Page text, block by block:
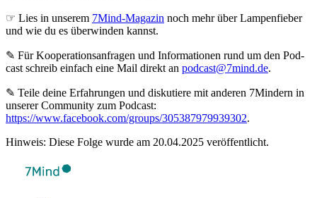
☞ Lies in unserem 7Mind-Magazin noch mehr über Lampenfieber
und wie du es überwinden kannst.
✎ Für Koope­ra­ti­ons­an­fra­gen und Infor­ma­tio­nen rund um den Pod­
cast schreib ein­fach eine Mail direkt an podcast@7mind.de.
✎ Teile deine Erfahrungen und diskutiere mit anderen 7Mindern in
unserer Community zum Podcast:
https://www.facebook.com/groups/305387979939302.
Hinweis: Diese Folge wurde am 20.04.2025 veröffentlicht.